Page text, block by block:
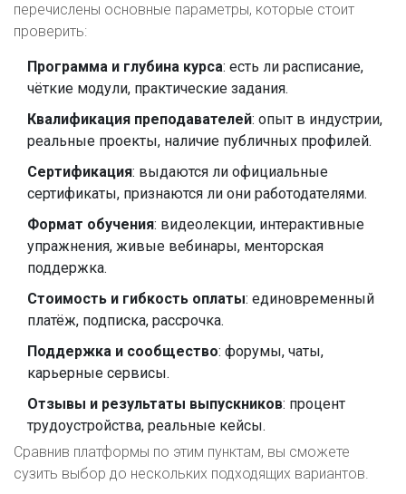
перечислены основные параметры, которые стоит
проверить:
Программа и глубина курса: есть ли расписание,
чёткие модули, практические задания.
Квалификация преподавателей: опыт в индустрии,
реальные проекты, наличие публичных профилей.
Сертификация: выдаются ли официальные
сертификаты, признаются ли они работодателями.
Формат обучения: видеолекции, интерактивные
упражнения, живые вебинары, менторская
поддержка.
Стоимость и гибкость оплаты: единовременный
платёж, подписка, рассрочка.
Поддержка и сообщество: форумы, чаты,
карьерные сервисы.
Отзывы и результаты выпускников: процент
трудоустройства, реальные кейсы.
Сравнив платформы по этим пунктам, вы сможете
сузить выбор до нескольких подходящих вариантов.